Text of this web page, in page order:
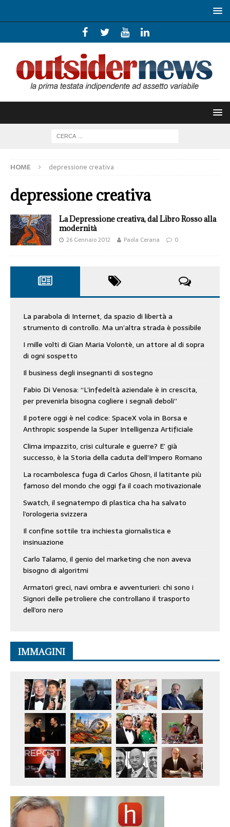
HOME depressione creativa
depressione creativa
La Depressione creativa, dal Libro Rosso alla
modernità
26 Gennaio 2012 Paola Cerana 0
La parabola di Internet, da spazio di libertà a
strumento di controllo. Ma un’altra strada è possibile
I mille volti di Gian Maria Volontè, un attore al di sopra
di ogni sospetto
Il business degli insegnanti di sostegno
Fabio Di Venosa: “L’infedeltà aziendale è in crescita,
per prevenirla bisogna cogliere i segnali deboli”
Il potere oggi è nel codice: SpaceX vola in Borsa e
Anthropic sospende la Super Intelligenza Artificiale
Clima impazzito, crisi culturale e guerre? E’ già
successo, è la Storia della caduta dell’Impero Romano
La rocambolesca fuga di Carlos Ghosn, il latitante più
famoso del mondo che oggi fa il coach motivazionale
Swatch, il segnatempo di plastica cha ha salvato
l’orologeria svizzera
Il confine sottile tra inchiesta giornalistica e
insinuazione
Carlo Talamo, il genio del marketing che non aveva
bisogno di algoritmi
Armatori greci, navi ombra e avventurieri: chi sono i
Signori delle petroliere che controllano il trasporto
dell’oro nero
IMMAGINI